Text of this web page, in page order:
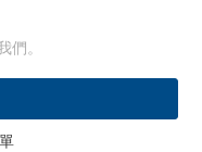
們。